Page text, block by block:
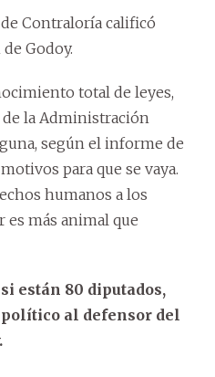
Contraloría calificó
Godoy.
total de leyes,
la Administración
según el informe de
para que se vaya.
humanos a los
es más animal que
están 80 diputados,
al defensor del